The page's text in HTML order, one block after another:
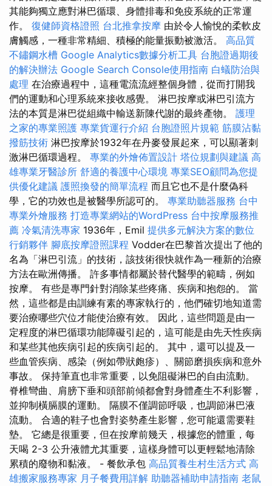
其能夠獨立應對淋巴循環、身體排毒和免疫系統的正常運
作。 復健師資格證照 台北推拿按摩 由於令人愉悅的柔軟皮
膚觸感，一種非常精細、積極的能量振動被激活。 高品質
不鏽鋼水槽 Google Analytics數據分析工具 台胞證過期後
的解決辦法 Google Search Console使用指南 白蟻防治與
處理 在治療過程中，這種電流流經整個身體，從而打開我
們的運動和心理系統來接收感覺。 淋巴按摩或淋巴引流方
法的本質是淋巴從組織中輸送新陳代謝的最終產物。 護理
之家的專業照護 專業貨運行介紹 台胞證照片規範 筋膜沾黏
撥筋技術 淋巴按摩於1932年在丹麥發展起來，可以顯著刺
激淋巴循環過程。 專業的外燴佈置設計 塔位規劃與建議 高
雄專業牙醫診所 舒適的養護中心環境 專業SEO顧問為您提
供優化建議 護照換發的簡單流程 而且它也不是什麼偽科
學，它的功效也是被醫學所認可的。 專業助聽器服務 台中
專業外燴服務 打造專業網站的WordPress 台中按摩服務推
薦 冷氣清洗專家 1936年，Emil 提供多元解決方案的數位
行銷夥伴 腳底按摩證照課程 Vodder在巴黎首次提出了他的
名為「淋巴引流」的技術，該技術很快就作為一種新的治療
方法在歐洲傳播。 許多事情都屬於替代醫學的範疇，例如
按摩。 有些是專門針對消除某些疼痛、疾病和抱怨的。 當
然，這些都是由訓練有素的專家執行的，他們確切地知道需
要治療哪些穴位才能使治療有效。 因此，這些問題是由一
定程度的淋巴循環功能障礙引起的，這可能是由先天性疾病
和某些其他疾病引起的疾病引起的。 其中，還可以提及一
些血管疾病、感染（例如帶狀皰疹）、關節磨損疾病和意外
事故。 保持筆直也非常重要，以免阻礙淋巴的自由流動。
脊椎彎曲、肩膀下垂和頭部前傾都會對身體產生不利影響，
並抑制橫膈膜的運動。 隔膜不僅調節呼吸，也調節淋巴液
流動。 合適的鞋子也會對姿勢產生影響，您可能還需要鞋
墊。 它總是很重要，但在按摩前幾天，根據您的體重，每
天喝 2-3 公升液體尤其重要，這樣身體可以更輕鬆地清除
累積的廢物和黏液。 - 餐飲承包 高品質養生村生活方式 高
雄搬家服務專家 月子餐費用詳解 助聽器補助申請指南 老鼠